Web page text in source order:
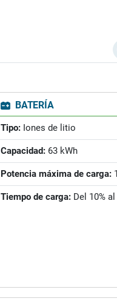
BATERÍA
Tipo: Iones de litio
Capacidad: 63 kWh
Potencia máxima de carga:
Tiempo de carga: Del 10%